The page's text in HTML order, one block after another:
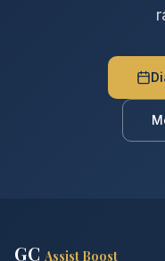
GC Assist Boost